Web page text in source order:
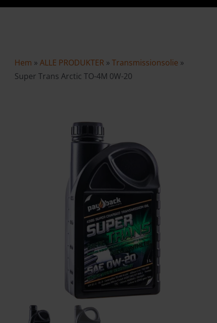
ALLE PRODUKTER
VAREKURV
Hem » ALLE PRODUKTER » Transmissionsolie »
Super Trans Arctic TO-4M 0W-20